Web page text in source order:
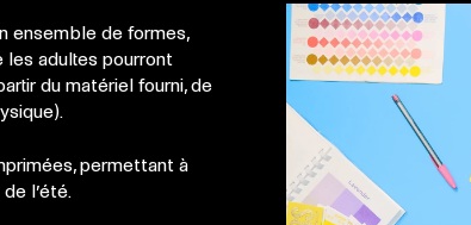
ensemble de formes,
les adultes pourront
du matériel fourni, de
permettant à
l’été.